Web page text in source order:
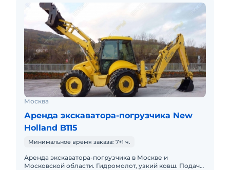
Москва
Аренда экскаватора-погрузчика New
Holland B115
Минимальное время заказа: 7+1 ч.
Аренда экскаватора-погрузчика в Москве и
Московской области. Гидромолот, узкий ковш. Подача